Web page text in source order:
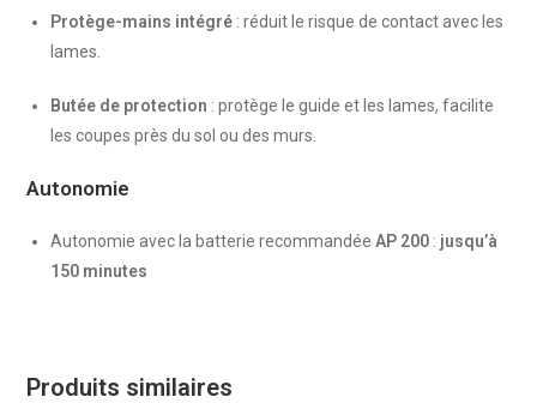
Protège-mains intégré : réduit le risque de contact avec les
lames.
Butée de protection : protège le guide et les lames, facilite
les coupes près du sol ou des murs.
Autonomie
Autonomie avec la batterie recommandéeAP 200 : jusqu’à
150 minutes
Produits similaires